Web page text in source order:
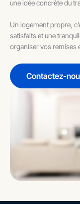
une idée concrète du
Un logement propre,
satisfaits et une
organiser vos remises
Contactez-